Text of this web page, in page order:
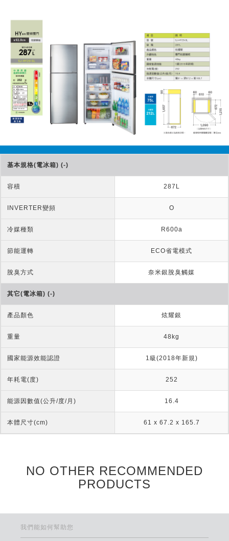
基本規格(電冰箱) (-)
容積 287L
INVERTER變頻 O
冷媒種類 R600a
節能運轉 ECO省電模式
脫臭方式 奈米銀脫臭觸媒
其它(電冰箱) (-)
產品顏色 炫耀銀
重量 48kg
國家能源效能認證 1級(2018年新規)
年耗電(度) 252
能源因數值(公升/度/月) 16.4
本體尺寸(cm) 61 x 67.2 x 165.7
NO OTHER RECOMMENDED
PRODUCTS
我們能如何幫助您